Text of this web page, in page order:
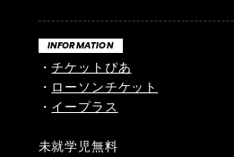
INFORMATION
・チケットぴあ
・ ローソンチケット
・ イープラス
未就学児無料